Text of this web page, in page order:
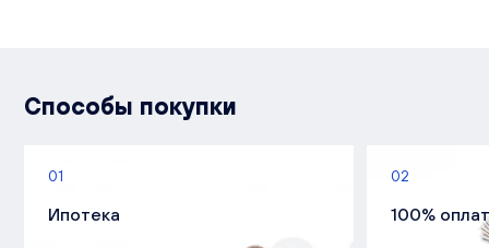
Способы покупки
01
Ипотека
02
100%